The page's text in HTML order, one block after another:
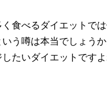
食べるダイエットで
う噂は本当でしょう
たいダイエットですよ